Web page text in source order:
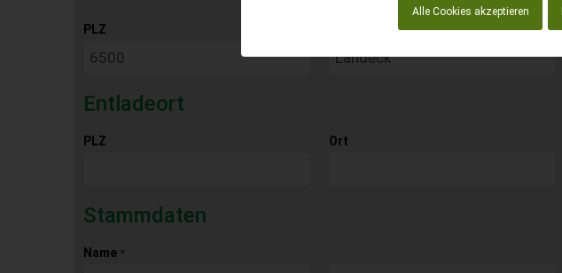
Alle Cookies akzeptieren
PLZ
Entladeort
PLZ Ort
Stammdaten
Name *